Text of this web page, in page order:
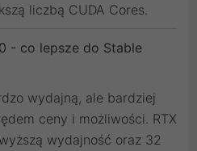
liczbą CUDA Cores.
- co lepsze do Stable
wydajną, ale bardziej
ceny i możliwości. RTX
wydajność oraz 32